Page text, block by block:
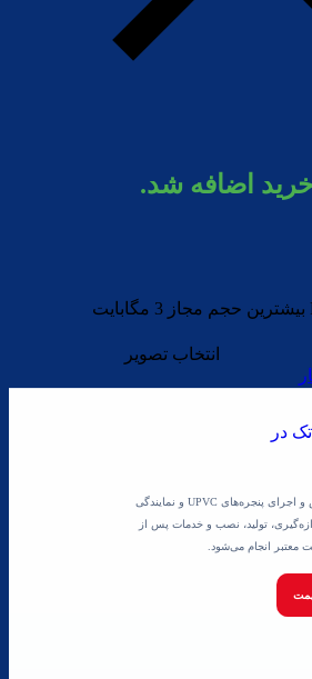
اضافه شد.
انتخاب تصویر
تهران ویندوز، مرکز تخصصی فروش و اجرای پنجره‌های UPVC و نمایندگی
تولید، نصب و خدمات پس از
معتبر انجام می‌شود.